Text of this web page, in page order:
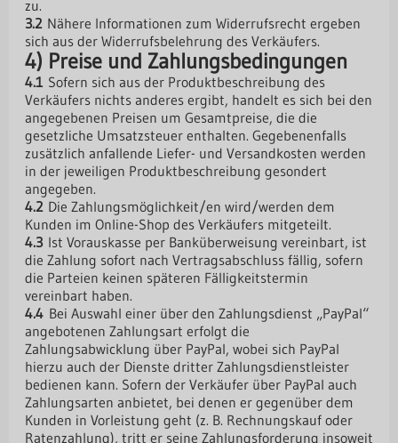
zu.
3.2Nähere Informationen zum Widerrufsrecht ergeben
sich aus der Widerrufsbelehrung des Verkäufers.
4) Preise und Zahlungsbedingungen
4.1 Sofern sich aus der Produktbeschreibung des
Verkäufers nichts anderes ergibt, handelt es sich bei den
angegebenen Preisen um Gesamtpreise, die die
gesetzliche Umsatzsteuer enthalten. Gegebenenfalls
zusätzlich anfallende Liefer- und Versandkosten werden
in der jeweiligen Produktbeschreibung gesondert
angegeben.
4.2Die Zahlungsmöglichkeit/en wird/werden dem
Kunden im Online-Shop des Verkäufers mitgeteilt.
4.3Ist Vorauskasse per Banküberweisung vereinbart, ist
die Zahlung sofort nach Vertragsabschluss fällig, sofern
die Parteien keinen späteren Fälligkeitstermin
vereinbart haben.
4.4 Bei Auswahl einer über den Zahlungsdienst „PayPal“
angebotenen Zahlungsart erfolgt die
Zahlungsabwicklung über PayPal, wobei sich PayPal
hierzu auch der Dienste dritter Zahlungsdienstleister
bedienen kann. Sofern der Verkäufer über PayPal auch
Zahlungsarten anbietet, bei denen er gegenüber dem
Kunden in Vorleistung geht (z. B. Rechnungskauf oder
Ratenzahlung), tritt er seine Zahlungsforderung insoweit